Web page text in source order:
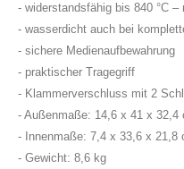
- widerstandsfähig bis 840 °C
- wasserdicht auch bei
- sichere Medienaufbewahrung
- praktischer Tragegriff
- Klammerverschluss mit 2
- Außenmaße: 14,6 x 41 x 32,4
- Innenmaße: 7,4 x 33,6 x 21,8
- Gewicht: 8,6 kg